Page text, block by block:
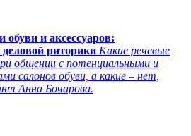
обуви и аксессуаров:
риторики Какие речевые
общении с потенциальными и
салонов обуви, а какие – нет,
Анна Бочарова.